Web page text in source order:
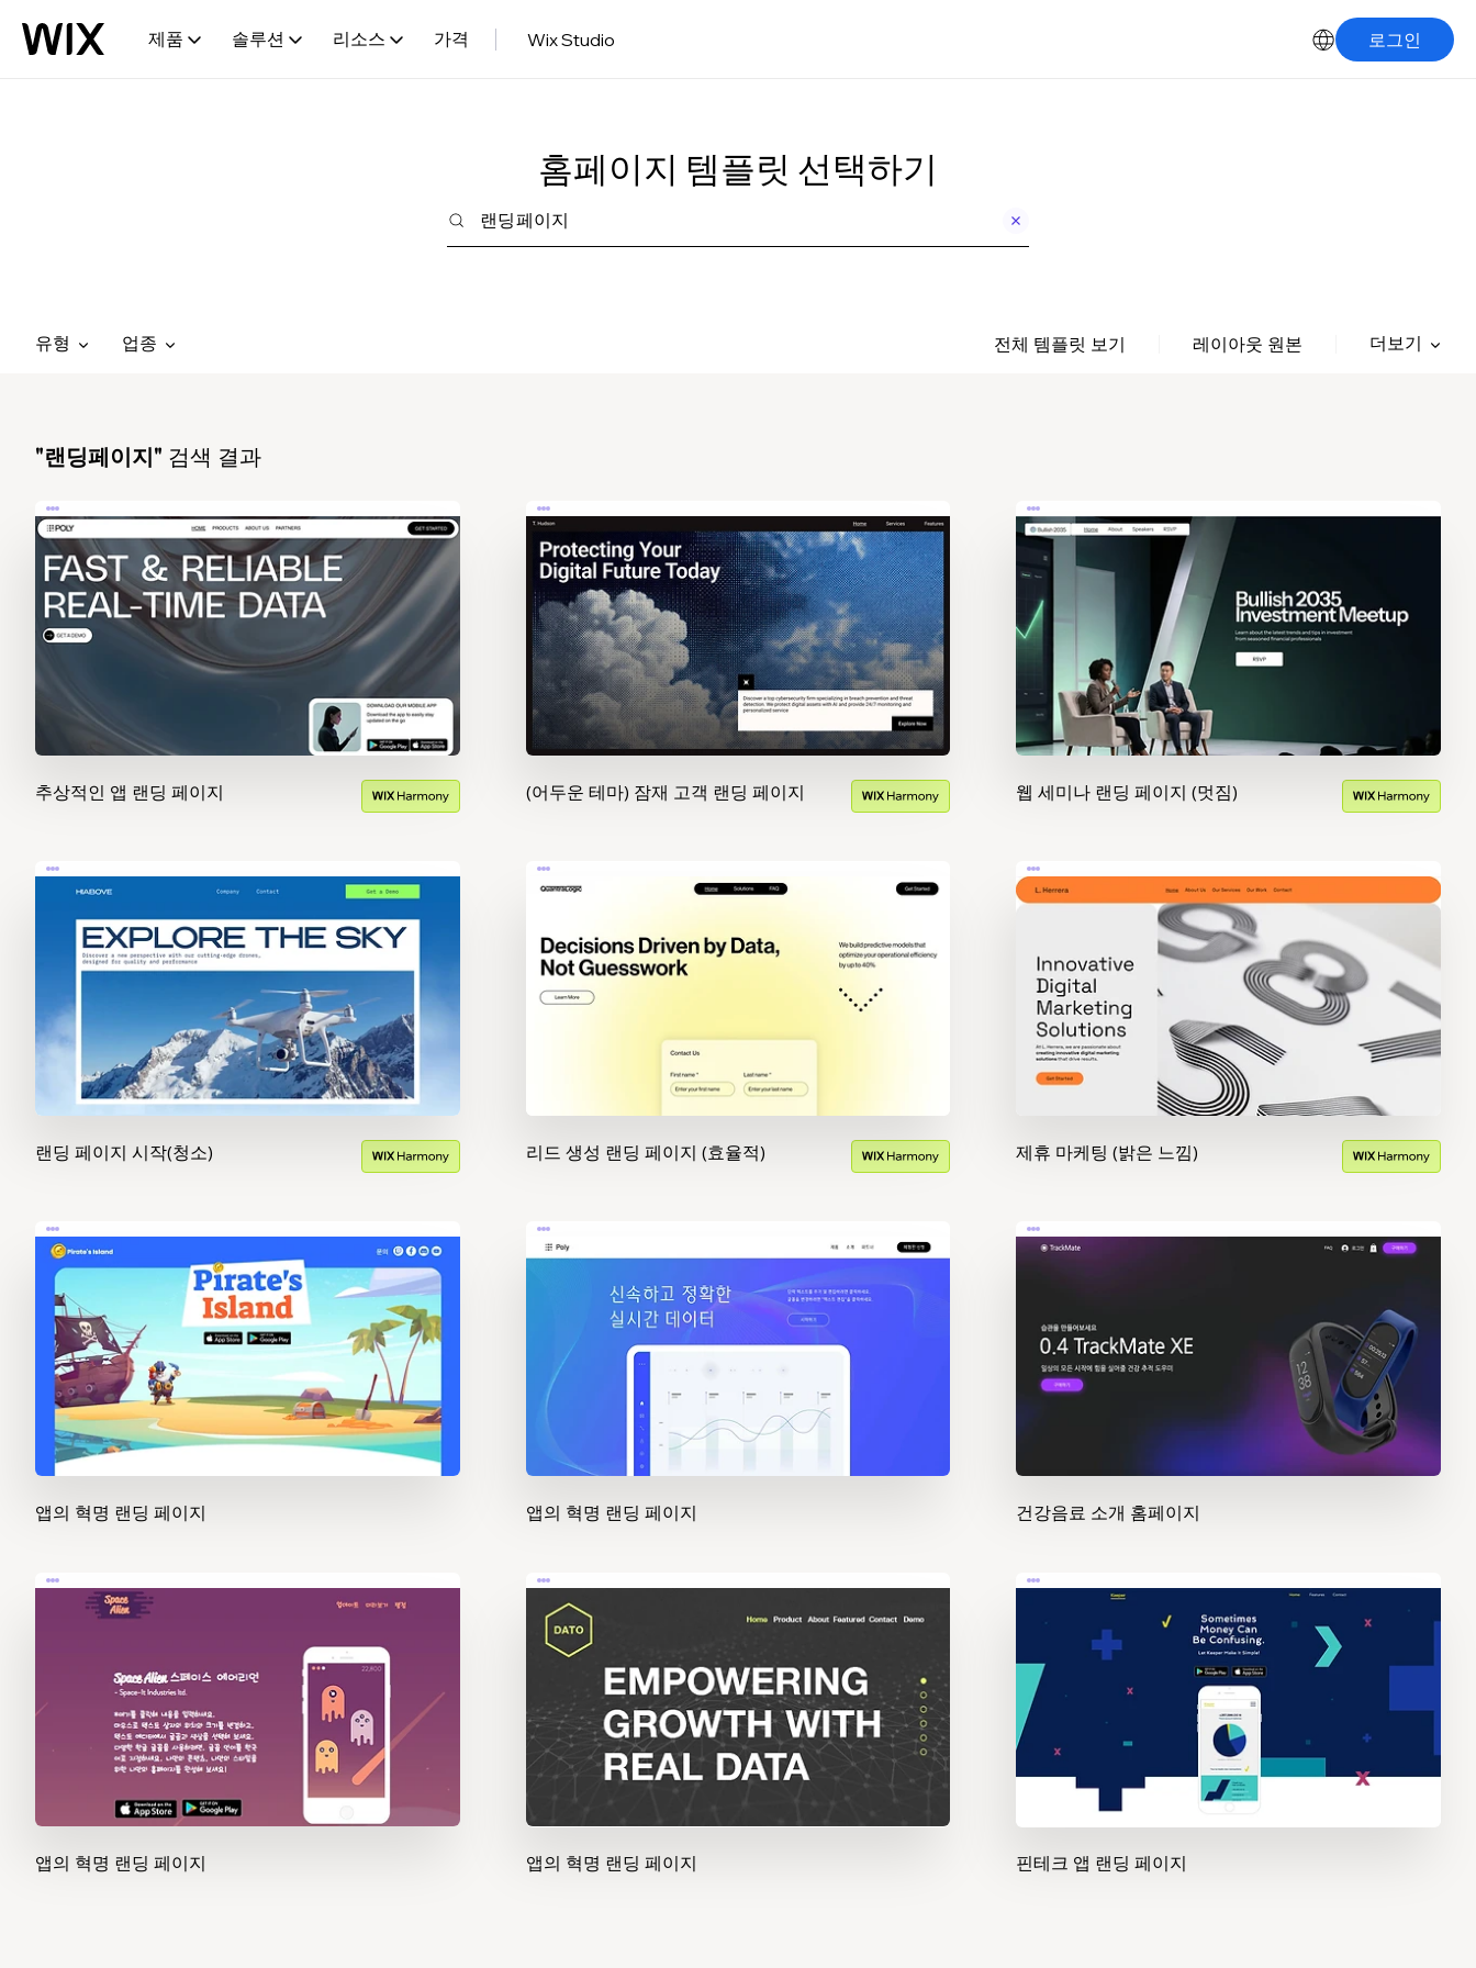
제품 솔루션 리소스 가격 Wix Studio 로그인
홈페이지 템플릿 선택하기
유형 업종 전체 템플릿 보기 레이아웃 원본 더보기
"랜딩페이지" 검색 결과
추상적인 앱 랜딩 페이지 (어두운 테마) 잠재 고객 랜딩 페이지 웹 세미나 랜딩 페이지 (멋짐)
랜딩 페이지 시작(청소) 리드 생성 랜딩 페이지 (효율적) 제휴 마케팅 (밝은 느낌)
앱의 혁명 랜딩 페이지 앱의 혁명 랜딩 페이지 건강음료 소개 홈페이지
앱의 혁명 랜딩 페이지 앱의 혁명 랜딩 페이지 핀테크 앱 랜딩 페이지